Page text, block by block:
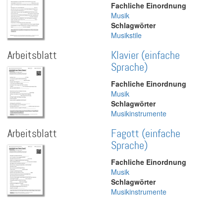
Fachliche Einordnung
Musik
Schlagwörter
Musikstile
Arbeitsblatt
Klavier (einfache
Sprache)
Fachliche Einordnung
Musik
Schlagwörter
Musikinstrumente
Arbeitsblatt
Fagott (einfache
Sprache)
Fachliche Einordnung
Musik
Schlagwörter
Musikinstrumente